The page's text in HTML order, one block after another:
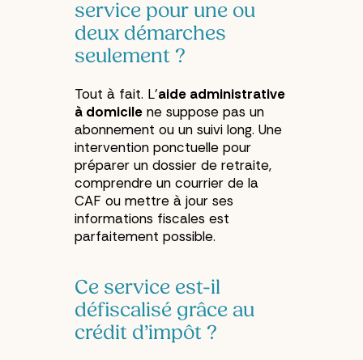
service pour une ou
deux démarches
seulement ?
Tout à fait. L’aide administrative
à domicile ne suppose pas un
abonnement ou un suivi long. Une
intervention ponctuelle pour
préparer un dossier de retraite,
comprendre un courrier de la
CAF ou mettre à jour ses
informations fiscales est
parfaitement possible.
Ce service est-il
défiscalisé grâce au
crédit d’impôt ?